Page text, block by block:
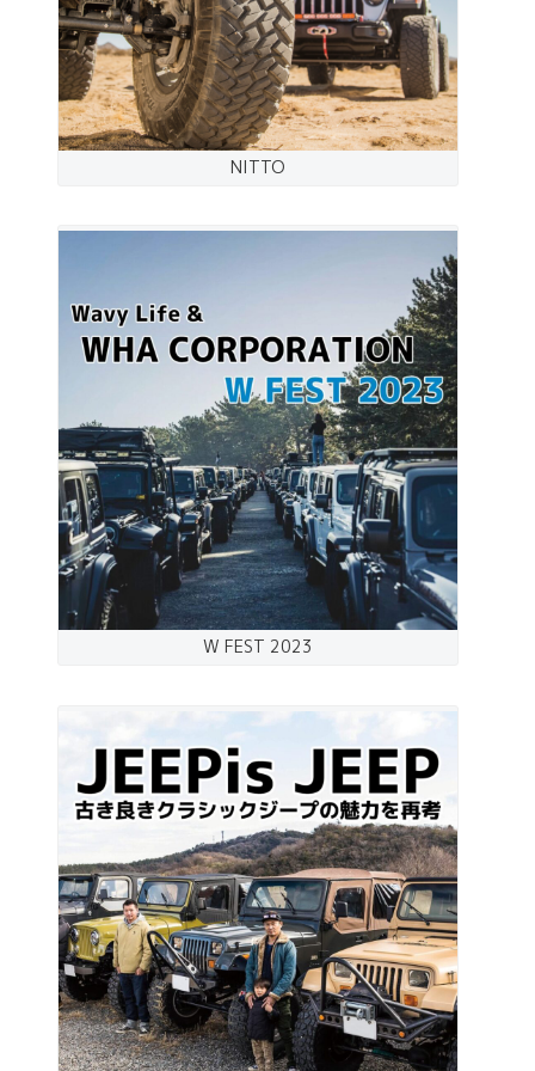
NITTO
W FEST 2023